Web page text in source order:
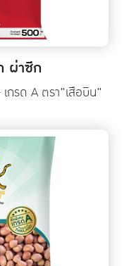
ผ่าซีก
กรด A ตรา"เสือบิน"